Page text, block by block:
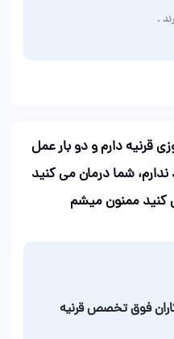
.
قرنیه دارم و دو بار عمل
ندارم، شما درمان می کنید
ممنون میشم
فوق تخصص قرنیه